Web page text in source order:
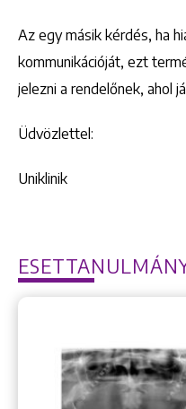
Az egy másik kérdés, ha
kommunikációját, ezt
jelezni a rendelőnek, ahol
Üdvözlettel:
Uniklinik